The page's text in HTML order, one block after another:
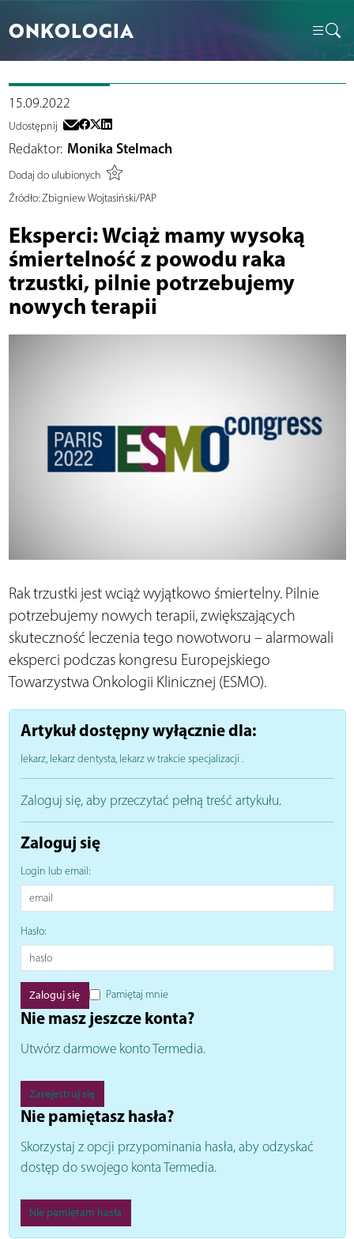
ONKOLOGIA
15.09.2022
Udostępnij
Redaktor: Monika Stelmach
Dodaj do ulubionych
Źródło:Zbigniew Wojtasiński/PAP
Eksperci: Wciąż mamy wysoką
śmiertelność z powodu raka
trzustki, pilnie potrzebujemy
nowych terapii
Rak trzustki jest wciąż wyjątkowo śmiertelny. Pilnie
potrzebujemy nowych terapii, zwiększających
skuteczność leczenia tego nowotworu – alarmowali
eksperci podczas kongresu Europejskiego
Towarzystwa Onkologii Klinicznej (ESMO).
Artykuł dostępny wyłącznie dla:
lekarz, lekarz dentysta, lekarz w trakcie specjalizacji .
Zaloguj się, aby przeczytać pełną treść artykułu.
Zaloguj się
Login lub email:
Hasło:
Pamiętaj mnie
Nie masz jeszcze konta?
Utwórz darmowe konto Termedia.
Zarejestruj się
Nie pamiętasz hasła?
Skorzystaj z opcji przypominania hasła, aby odzyskać
dostęp do swojego konta Termedia.
Nie pamiętam hasła